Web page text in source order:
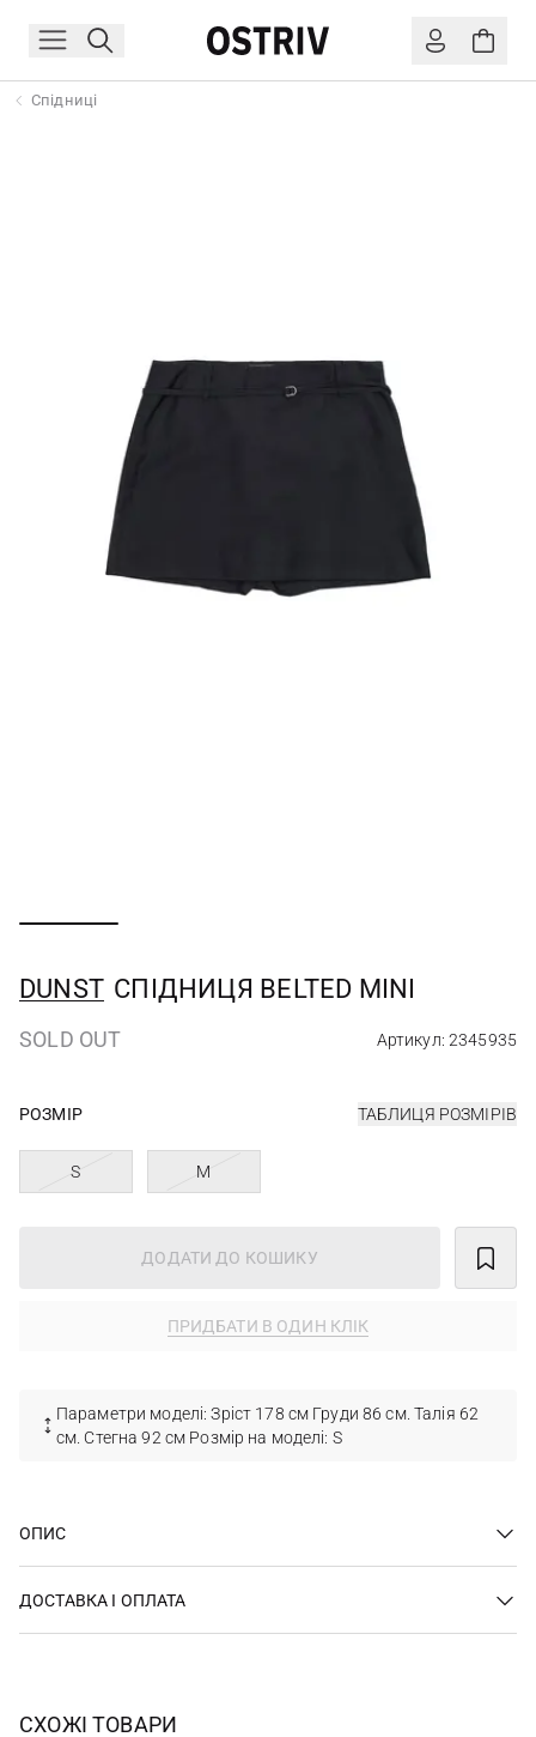
Спідниці
DUNST СПІДНИЦЯ BELTED MINI
SOLD OUT Артикул: 2345935
РОЗМІР ТАБЛИЦЯ РОЗМІРІВ
S M
ДОДАТИ ДО КОШИКУ
ПРИДБАТИ В ОДИН КЛІК
Параметри моделі: Зріст 178 см Груди 86 см. Талія 62
см. Стегна 92 см Розмір на моделі: S
ОПИС
ДОСТАВКА І ОПЛАТА
СХОЖІ ТОВАРИ